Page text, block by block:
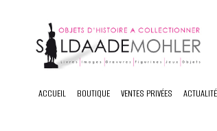
content
ACCUEIL BOUTIQUE VENTES PRIVÉES